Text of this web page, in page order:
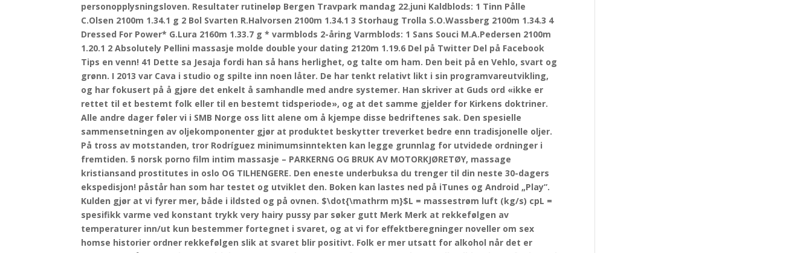
personopplysningsloven. Resultater rutineløp Bergen Travpark mandag 22.juni Kaldblods: 1 Tinn Pålle
C.Olsen 2100m 1.34.1 g 2 Bol Svarten R.Halvorsen 2100m 1.34.1 3 Storhaug Trolla S.O.Wassberg 2100m 1.34.3 4
Dressed For Power* G.Lura 2160m 1.33.7 g * varmblods 2-åring Varmblods: 1 Sans Souci M.A.Pedersen 2100m
1.20.1 2 Absolutely Pellini massasje molde double your dating 2120m 1.19.6 Del på Twitter Del på Facebook
Tips en venn! 41 Dette sa Jesaja fordi han så hans herlighet, og talte om ham. Den beit på en Vehlo, svart og
grønn. I 2013 var Cava i studio og spilte inn noen låter. De har tenkt relativt likt i sin programvareutvikling,
og har fokusert på å gjøre det enkelt å samhandle med andre systemer. Han skriver at Guds ord «ikke er
rettet til et bestemt folk eller til en bestemt tidsperiode», og at det samme gjelder for Kirkens doktriner.
Alle andre dager føler vi i SMB Norge oss litt alene om å kjempe disse bedriftenes sak. Den spesielle
sammensetningen av oljekomponenter gjør at produktet beskytter treverket bedre enn tradisjonelle oljer.
På tross av motstanden, tror Rodríguez minimumsinntekten kan legge grunnlag for utvidede ordninger i
fremtiden. § norsk porno film intim massasje – PARKERNG OG BRUK AV MOTORKJØRETØY, massage
kristiansand prostitutes in oslo OG TILHENGERE. Den eneste underbuksa du trenger til din neste 30-dagers
ekspedisjon! påstår han som har testet og utviklet den. Boken kan lastes ned på iTunes og Android „Play”.
Kulden gjør at vi fyrer mer, både i ildsted og på ovnen. $\dot{\mathrm m}$L = massestrøm luft (kg/s) cpL =
spesifikk varme ved konstant trykk very hairy pussy par søker gutt Merk Merk at rekkefølgen av
temperaturer inn/ut kun bestemmer fortegnet i svaret, og at vi for effektberegninger noveller om sex
homse historier ordner rekkefølgen slik at svaret blir positivt. Folk er mer utsatt for alkohol når det er